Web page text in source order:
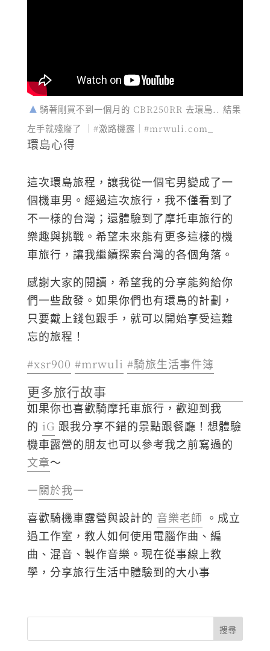
騎著剛買不到一個月的 CBR250RR 去環島.. 結果
左手就殘廢了 ｜#激路機露｜#mrwuli.com_
環島心得
這次環島旅程，讓我從一個宅男變成了一
個機車男。經過這次旅行，我不僅看到了
不一樣的台灣；還體驗到了摩托車旅行的
樂趣與挑戰。希望未來能有更多這樣的機
車旅行，讓我繼續探索台灣的各個角落。
感謝大家的閱讀，希望我的分享能夠給你
們一些啟發。如果你們也有環島的計劃，
只要戴上錢包跟手，就可以開始享受這難
忘的旅程！
#xsr900 #mrwuli #騎旅生活事件簿
更多旅行故事
如果你也喜歡騎摩托車旅行，歡迎到我
的 iG 跟我分享不錯的景點跟餐廳！想體驗
機車露營的朋友也可以參考我之前寫過的
文章～
—關於我—
喜歡騎機車露營與設計的 音樂老師 。成立
過工作室，教人如何使用電腦作曲、編
曲、混音、製作音樂。現在從事線上教
學，分享旅行生活中體驗到的大小事